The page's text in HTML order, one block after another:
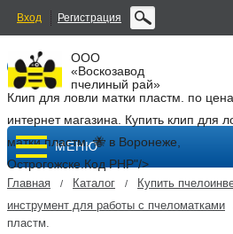
Вход Регистрация
ООО
«Воскозавод
пчелиный рай»
Клип для ловли матки пластм. по
интернет магазина. Купить клип для
матки пластм. 🐝 в Воронеже,
Острогожске. Код PHP"/>
МЕНЮ
Главная / Каталог / Купить
инструмент для работы с пчеломатками
пластм.